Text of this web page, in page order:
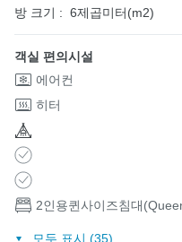
방 크기 : 6제곱미터(m2)
객실 편의시설
에어컨
히터
2인용퀸사이즈침대
모두 표시 (35)